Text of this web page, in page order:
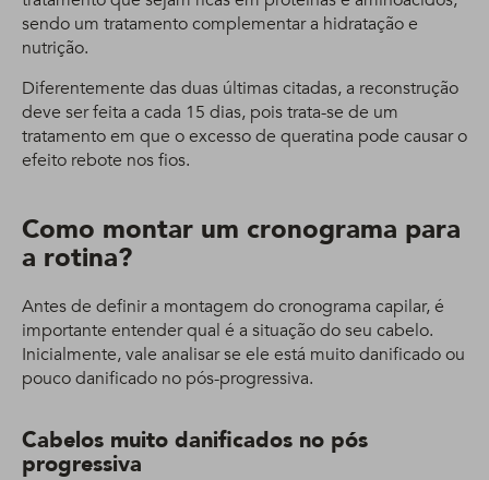
sendo um tratamento complementar a hidratação e
nutrição.
Diferentemente das duas últimas citadas, a reconstrução
deve ser feita a cada 15 dias, pois trata-se de um
tratamento em que o excesso de queratina pode causar o
efeito rebote nos fios.
Como montar um cronograma para
a rotina?
Antes de definir a montagem do cronograma capilar, é
importante entender qual é a situação do seu cabelo.
Inicialmente, vale analisar se ele está muito danificado ou
pouco danificado no pós-progressiva.
Cabelos muito danificados no pós
progressiva